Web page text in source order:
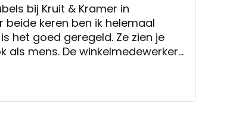
bij Kruit & Kramer in
beide keren ben ik helemaal
het goed geregeld. Ze zien je
en geven passende